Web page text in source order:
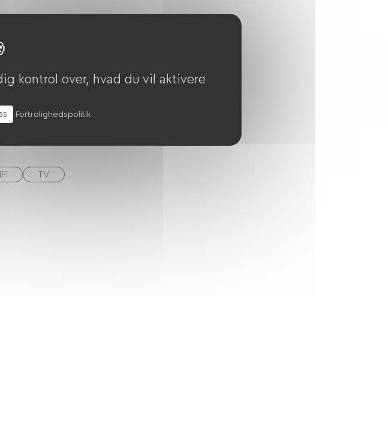
TV
kontrol over, hvad du vil aktivere
Fortrolighedspolitik